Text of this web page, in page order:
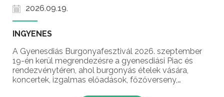
2026.09.19.
INGYENES
A Gyenesdiás Burgonyafesztivál 2026. szeptember
19-én kerül megrendezésre a gyenesdiási Piac és
rendezvénytéren, ahol burgonyás ételek vására,
koncertek, izgalmas előadások, főzőverseny,